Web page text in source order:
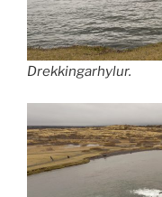
Drekkingarhylur.